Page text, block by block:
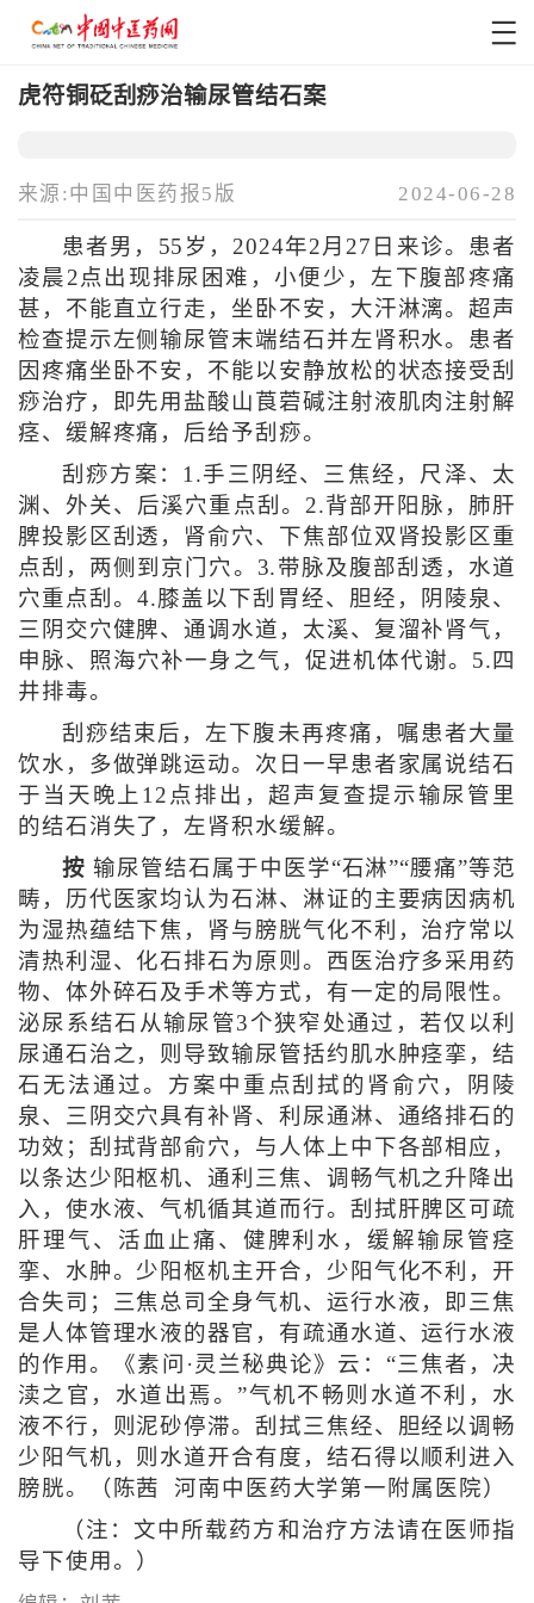
虎符铜砭刮痧治输尿管结石案
来源:中国中医药报5版 2024-06-28
患者男，55岁，2024年2月27日来诊。患者
凌晨2点出现排尿困难，小便少，左下腹部疼痛
甚，不能直立行走，坐卧不安，大汗淋漓。超声
检查提示左侧输尿管末端结石并左肾积水。患者
因疼痛坐卧不安，不能以安静放松的状态接受刮
痧治疗，即先用盐酸山莨菪碱注射液肌肉注射解
痉、缓解疼痛，后给予刮痧。
刮痧方案：1.手三阴经、三焦经，尺泽、太
渊、外关、后溪穴重点刮。2.背部开阳脉，肺肝
脾投影区刮透，肾俞穴、下焦部位双肾投影区重
点刮，两侧到京门穴。3.带脉及腹部刮透，水道
穴重点刮。4.膝盖以下刮胃经、胆经，阴陵泉、
三阴交穴健脾、通调水道，太溪、复溜补肾气，
申脉、照海穴补一身之气，促进机体代谢。5.四
井排毒。
刮痧结束后，左下腹未再疼痛，嘱患者大量
饮水，多做弹跳运动。次日一早患者家属说结石
于当天晚上12点排出，超声复查提示输尿管里
的结石消失了，左肾积水缓解。
按 输尿管结石属于中医学“石淋”“腰痛”等范
畴，历代医家均认为石淋、淋证的主要病因病机
为湿热蕴结下焦，肾与膀胱气化不利，治疗常以
清热利湿、化石排石为原则。西医治疗多采用药
物、体外碎石及手术等方式，有一定的局限性。
泌尿系结石从输尿管3个狭窄处通过，若仅以利
尿通石治之，则导致输尿管括约肌水肿痉挛，结
石无法通过。方案中重点刮拭的肾俞穴，阴陵
泉、三阴交穴具有补肾、利尿通淋、通络排石的
功效；刮拭背部俞穴，与人体上中下各部相应，
以条达少阳枢机、通利三焦、调畅气机之升降出
入，使水液、气机循其道而行。刮拭肝脾区可疏
肝理气、活血止痛、健脾利水，缓解输尿管痉
挛、水肿。少阳枢机主开合，少阳气化不利，开
合失司；三焦总司全身气机、运行水液，即三焦
是人体管理水液的器官，有疏通水道、运行水液
的作用。《素问·灵兰秘典论》云：“三焦者，决
渎之官，水道出焉。”气机不畅则水道不利，水
液不行，则泥砂停滞。刮拭三焦经、胆经以调畅
少阳气机，则水道开合有度，结石得以顺利进入
膀胱。（陈茜 河南中医药大学第一附属医院）
（注：文中所载药方和治疗方法请在医师指
导下使用。）